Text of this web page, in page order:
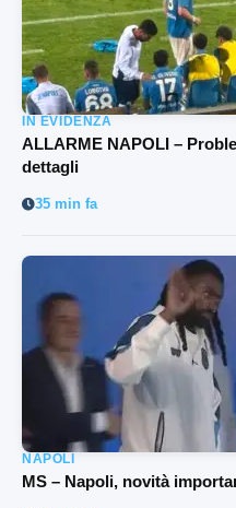
IN EVIDENZA
ALLARME NAPOLI –
dettagli
35 min fa
NAPOLI
MS – Napoli, novità